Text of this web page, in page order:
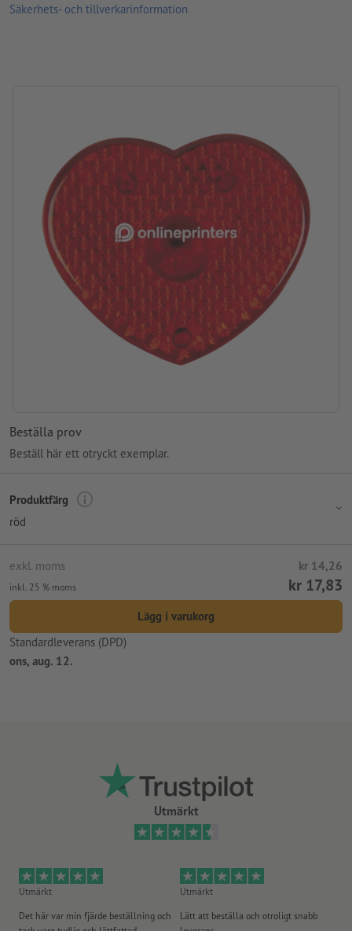
Batterityp: 2 knappcellsbatterier
Säkerhets- och tillverkarinformation
Beställa prov
Beställ här ett otryckt exemplar.
Produktfärg
röd
exkl. moms kr 14,26
inkl. 25 % moms kr 17,83
Lägg i varukorg
Standardleverans (DPD)
ons, aug. 12.
Utmärkt
Utmärkt
Det här var min fjärde beställning och
Utmärkt
Lätt att beställa och otroligt snabb